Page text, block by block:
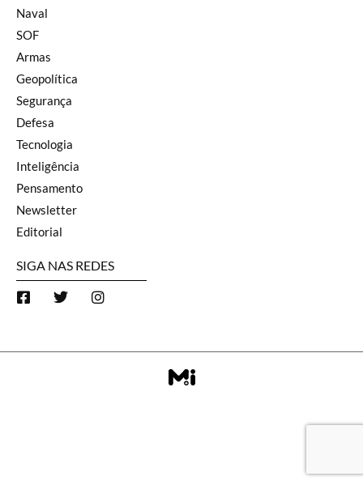
Naval
SOF
Armas
Geopolítica
Segurança
Defesa
Tecnologia
Inteligência
Pensamento
Newsletter
Editorial
SIGA NAS REDES